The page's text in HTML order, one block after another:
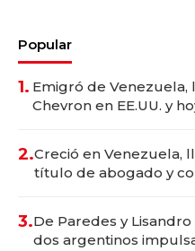
Popular
1. Emigró de Venezuela,
Chevron en EE.UU. y
2.Creció en Venezuela,
título de abogado y
3.De Paredes y
dos argentinos